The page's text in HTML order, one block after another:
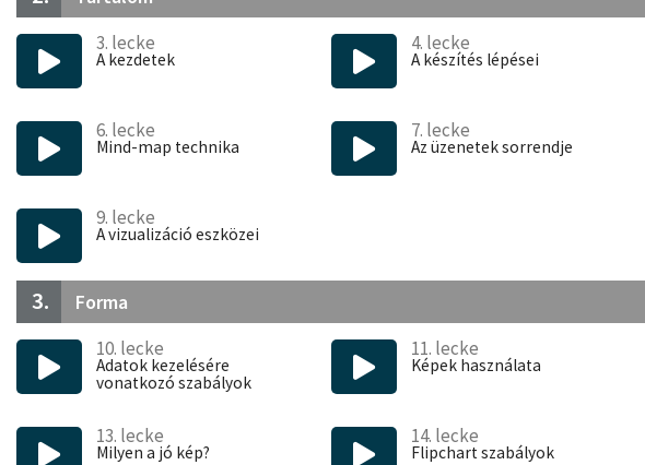
át egészen a
A kurzus záró részében gyakorlati tanácsokat,tippeket
hatékonyabban és látványosabban tudsz vállalati prezentációkat készíteni.
3. lecke
A kezdetek
4. lecke
A készítés lépései
6. lecke
Mind-map technika
7. lecke
Az üzenetek sorrendje
9. lecke
A vizualizáció eszközei
3. Forma
10. lecke
Adatok kezelésére
vonatkozó szabályok
11. lecke
Képek használata
13. lecke
Milyen a jó kép?
14. lecke
Flipchart szabályok